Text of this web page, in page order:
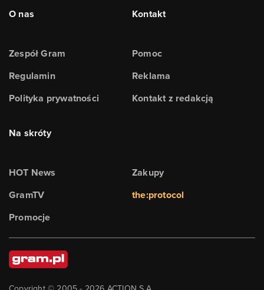
O nas
Zespół Gram
Regulamin
Polityka prywatności
Kontakt
Pomoc
Reklama
Kontakt z redakcją
Na skróty
HOT News
GramTV
Promocje
Zakupy
the:protocol